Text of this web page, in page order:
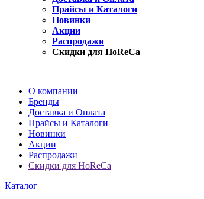
Прайсы и Каталоги
Новинки
Акции
Распродажи
Скидки для HoReCa
О компании
Бренды
Доставка и Оплата
Прайсы и Каталоги
Новинки
Акции
Распродажи
Скидки для HoReCa
Каталог